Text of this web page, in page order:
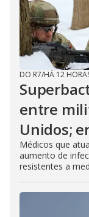
DO R7/HÁ 12
entre
Unidos;
Médicos que
aumento de
resistentes a